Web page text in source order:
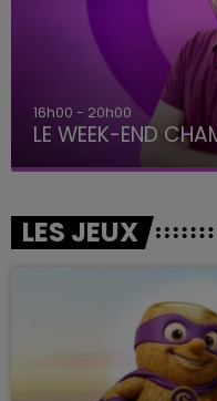
16h00 - 20h00
LE WEEK-END
LES JEUX